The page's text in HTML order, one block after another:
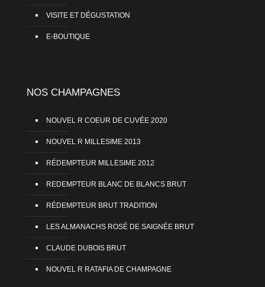
VISITE ET DÉGUSTATION
E-BOUTIQUE
NOS CHAMPAGNES
NOUVEL R COEUR DE CUVÉE 2020
NOUVEL R MILLESIME 2013
RÉDEMPTEUR MILLESIME 2012
REDEMPTEUR BLANC DE BLANCS BRUT
RÉDEMPTEUR BRUT TRADITION
LES ALMANACHS ROSÉ DE SAIGNÉE BRUT
CLAUDE DUBOIS BRUT
NOUVEL R RATAFIA DE CHAMPAGNE